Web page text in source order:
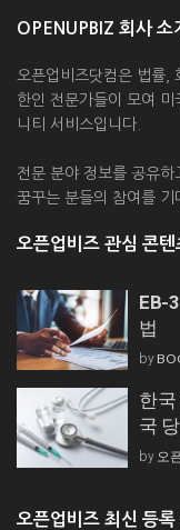
OPENUPBIZ 회사 소
오픈업비즈닷컴은 법률,
한인 전문가들이 모여
니티 서비스입니다.
전문 분야 정보를 공유
꿈꾸는 분들의 참여를 기
오픈업비즈 관심 콘텐
EB-
법
by
한국
국
by 오
오픈업비즈 최신 등록